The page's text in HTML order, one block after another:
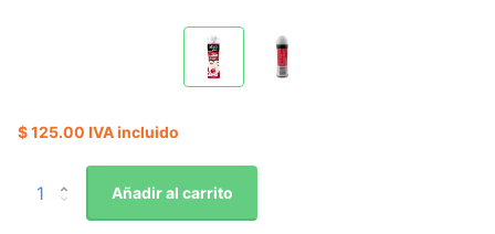
$ 125.00 IVA incluido
Añadir al carrito